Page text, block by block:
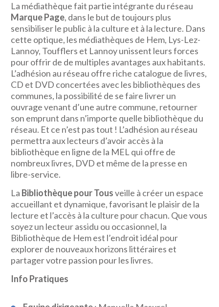
La médiathèque fait partie intégrante du réseau
Marque Page, dans le but de toujours plus
sensibiliser le public à la culture et à la lecture. Dans
cette optique, les médiathèques de Hem, Lys-Lez-
Lannoy, Toufflers et Lannoy unissent leurs forces
pour offrir de de multiples avantages aux habitants.
L’adhésion au réseau offre riche catalogue de livres,
CD et DVD concertées avec les bibliothèques des
communes, la possibilité de se faire livrer un
ouvrage venant d’une autre commune, retourner
son emprunt dans n’importe quelle bibliothèque du
réseau. Et ce n’est pas tout ! L’adhésion au réseau
permettra aux lecteurs d’avoir accès à la
bibliothèque en ligne de la MEL qui offre de
nombreux livres, DVD et même de la presse en
libre-service.
La Bibliothèque pour Tousveille à créer un espace
accueillant et dynamique, favorisant le plaisir de la
lecture et l’accès à la culture pour chacun. Que vous
soyez un lecteur assidu ou occasionnel, la
Bibliothèque de Hem est l’endroit idéal pour
explorer de nouveaux horizons littéraires et
partager votre passion pour les livres.
Info Pratiques